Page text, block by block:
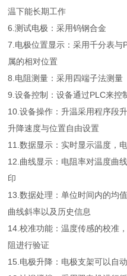
温下能长期工作
6.测试电极：采用钨钢合金
7.电极位置显示：采用千分表与
属的相对位置
8.电阻测量：采用四端子法测量
9.设备控制：设备通过PLC来控
10.设备操作：升温采用程序段
升降速度与位置自由设置
11.数据显示：实时显示温度，
12.曲线显示：电阻率对温度曲
印
13.数据处理：单位时间内的均
曲线斜率以及历史信息
14.校准功能：温度传感的校准
阻进行验证
15.电极升降：电极支架可以自